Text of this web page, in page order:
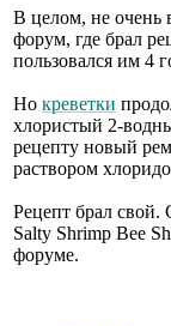
В целом, не очень
форум, где брал
пользовался им 4
Но креветки
хлористый 2-
рецепту новый
раствором
Рецепт брал свой.
Salty Shrimp Bee
форуме.